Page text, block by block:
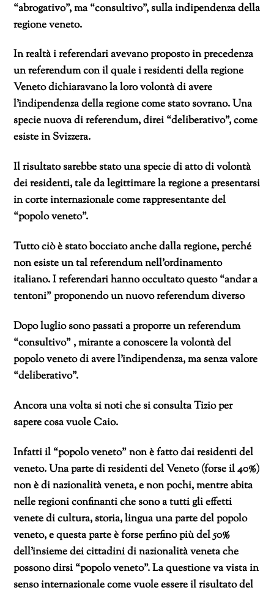
“abrogativo”, ma “consultivo”, sulla indipendenza della
regione veneto.
In realtà i referendari avevano proposto in precedenza
un referendum con il quale i residenti della regione
Veneto dichiaravano la loro volontà di avere
l’indipendenza della regione come stato sovrano. Una
specie nuova di referendum, direi “deliberativo”, come
esiste in Svizzera.
Il risultato sarebbe stato una specie di atto di volontà
dei residenti, tale da legittimare la regione a presentarsi
in corte internazionale come rappresentante del
“popolo veneto”.
Tutto ciò è stato bocciato anche dalla regione, perché
non esiste un tal referendum nell’ordinamento
italiano. I referendari hanno occultato questo “andar a
tentoni” proponendo un nuovo referendum diverso
Dopo luglio sono passati a proporre un referendum
“consultivo” , mirante a conoscere la volontà del
popolo veneto di avere l’indipendenza, ma senza valore
“deliberativo”.
Ancora una volta si noti che si consulta Tizio per
sapere cosa vuole Caio.
Infatti il “popolo veneto” non è fatto dai residenti del
veneto. Una parte di residenti del Veneto (forse il 40%)
non è di nazionalità veneta, e non pochi, mentre abita
nelle regioni confinanti che sono a tutti gli effetti
venete di cultura, storia, lingua una parte del popolo
veneto, e questa parte è forse perfino più del 50%
dell’insieme dei cittadini di nazionalità veneta che
possono dirsi “popolo veneto”. La questione va vista in
senso internazionale come vuole essere il risultato del